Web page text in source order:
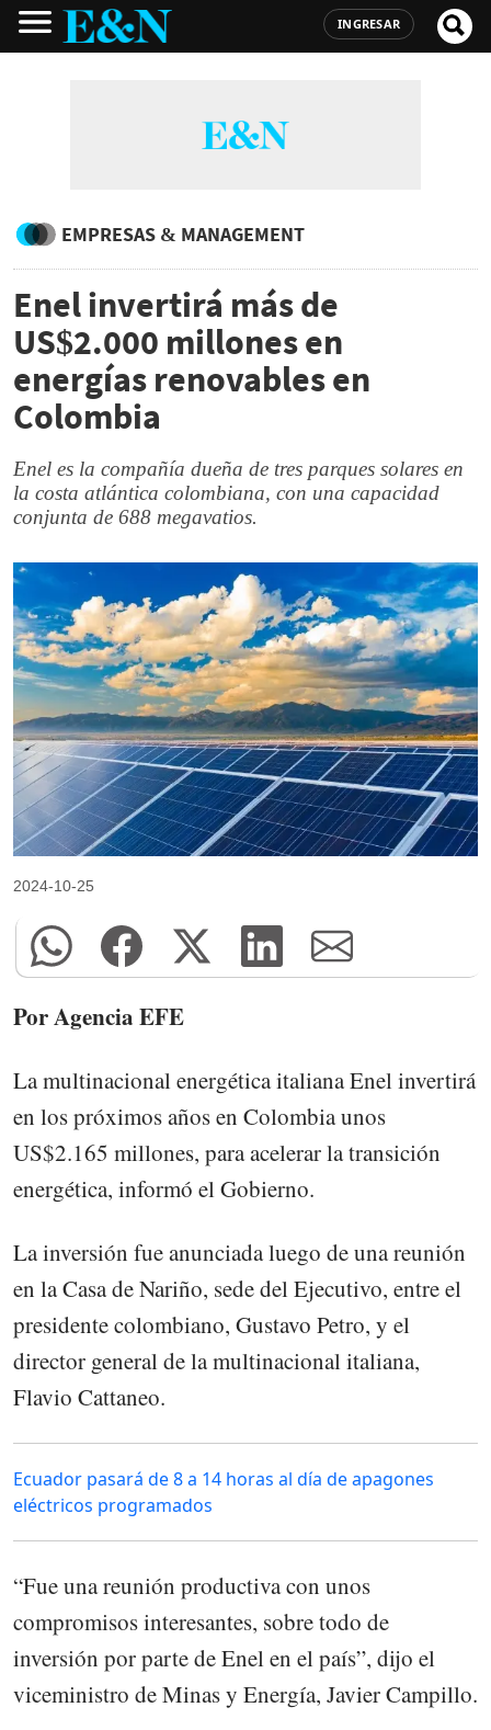
INGRESAR
EMPRESAS & MANAGEMENT
Enel invertirá más de
US$2.000 millones en
energías renovables en
Colombia
Enel es la compañía dueña de tres parques solares en
la costa atlántica colombiana, con una capacidad
conjunta de 688 megavatios.
2024-10-25
Por Agencia EFE
La multinacional energética italiana Enel invertirá
en los próximos años en Colombia unos
US$2.165 millones, para acelerar la transición
energética, informó el Gobierno.
La inversión fue anunciada luego de una reunión
en la Casa de Nariño, sede del Ejecutivo, entre el
presidente colombiano, Gustavo Petro, y el
director general de la multinacional italiana,
Flavio Cattaneo.
Ecuador pasará de 8 a 14 horas al día de apagones
eléctricos programados
“Fue una reunión productiva con unos
compromisos interesantes, sobre todo de
inversión por parte de Enel en el país”, dijo el
viceministro de Minas y Energía, Javier Campillo.